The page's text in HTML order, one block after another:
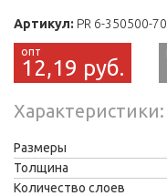
Артикул: PR 6-350500-70
12,19 руб.
Характеристики
Размеры
Толщина
Количество слоев